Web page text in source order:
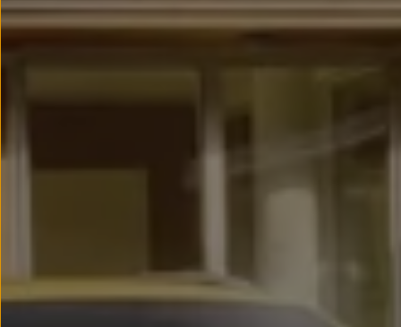
Carga
Merchandising
Passat